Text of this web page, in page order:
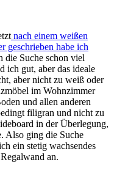
nach einem weißen
geschrieben habe ich
die Suche schon viel
ich gut, aber das ideale
aber nicht zu weiß oder
im Wohnzimmer
und allen anderen
filigran und nicht zu
in der Überlegung,
Also ging die Suche
ein stetig wachsendes
an.